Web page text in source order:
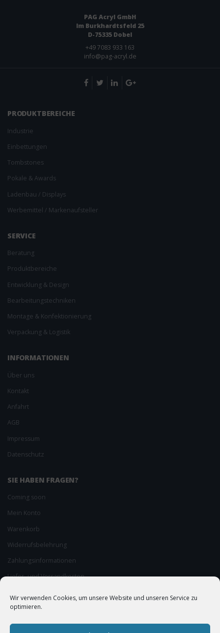
Wir verwenden Cookies, um unsere Website und unseren Service zu
optimieren.
PAG Acryl GmbH
Im Burkhardtsfeld 25
D-75335 Dobel
+49 ­7083 933 163
info@pag-acryl.de
PRODUKT­BEREICHE
Industrie
Einbettungen
Tombstones
Pokale & Awards
Ladenbau / Displays
Werbemittel / Markenaufsteller
SERVICE
Beratung
Produktbereiche
Entwicklung & Design
Bearbeitungs­techniken
Montage & Konfektionierung
Verpackung & Logistik
INFORMAT­IONEN
Über uns
Kontakt
Anfahrt
AGB
Impressum
Datenschutz
SIE HABEN FRAGEN?
Coming soon
Mein Konto
Warenkorb
Widerrufsbelehrung
Zahlungsinformationen
Liefer- und Versandkosten